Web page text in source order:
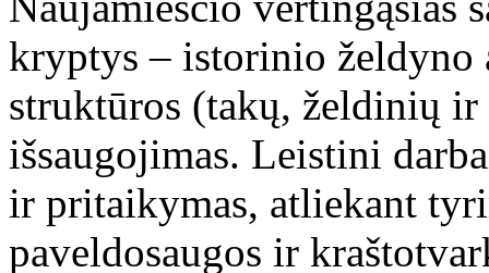
kryptys – istorinio želdyno
struktūros (takų, želdinių
išsaugojimas. Leistini
ir pritaikymas, atliekant
paveldosaugos ir